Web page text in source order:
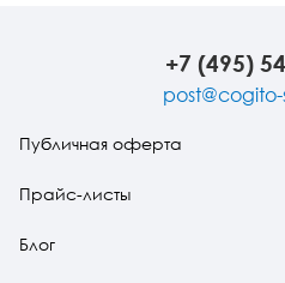
+7 (495)
Публичная оферта
Прайс-листы
Блог